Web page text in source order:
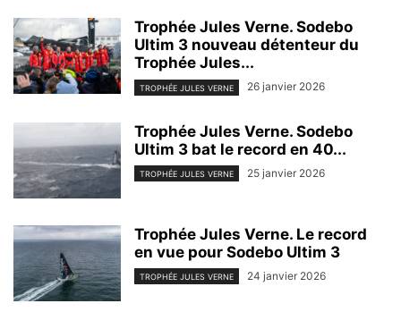
Trophée Jules Verne. Sodebo
Ultim 3 nouveau détenteur du
Trophée Jules...
TROPHÉE JULES VERNE 26 janvier 2026
Trophée Jules Verne. Sodebo
Ultim 3 bat le record en 40...
TROPHÉE JULES VERNE 25 janvier 2026
Trophée Jules Verne. Le record
en vue pour Sodebo Ultim 3
TROPHÉE JULES VERNE 24 janvier 2026